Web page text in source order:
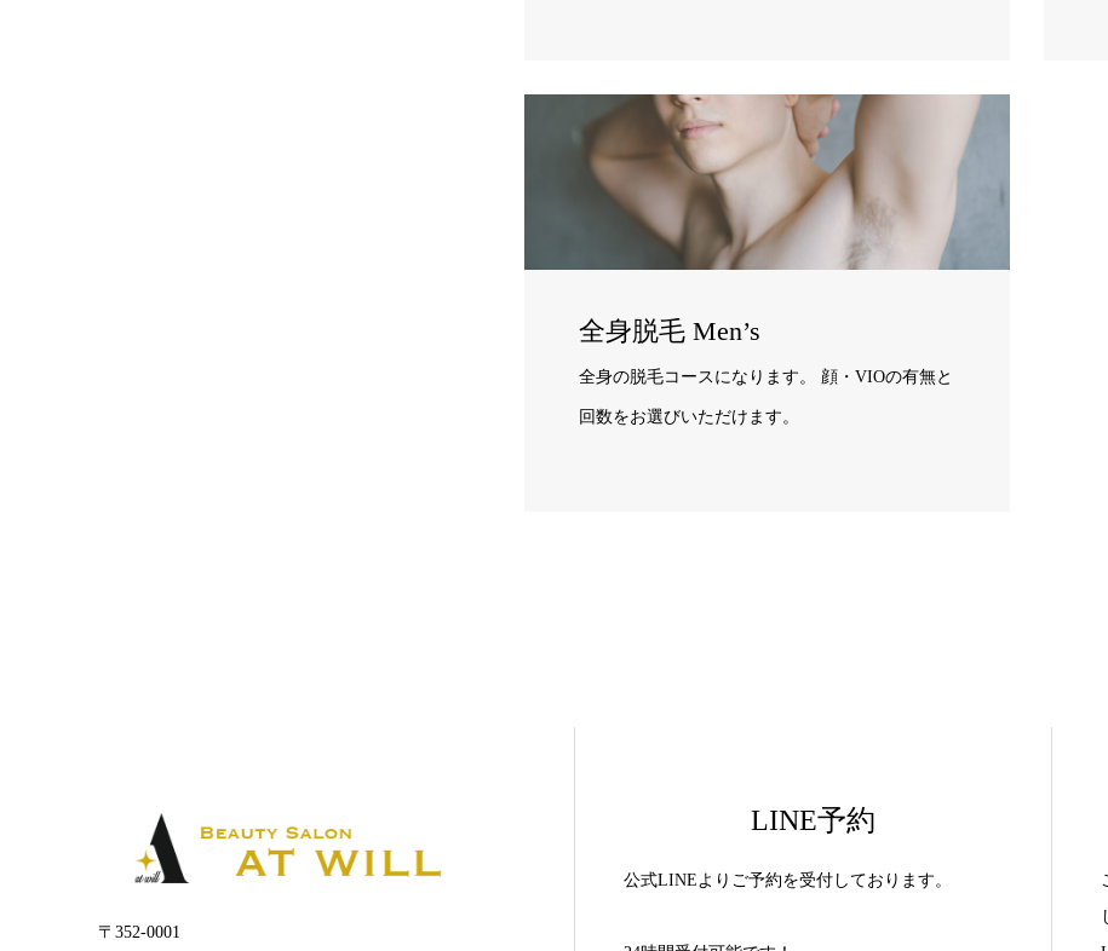
全身脱毛 Men’s
全身の脱毛コースになります。 顔・VIOの有無と
回数をお選びいただけます。
〒352-0001
LINE予約
公式LINEよりご予約を受付しております。